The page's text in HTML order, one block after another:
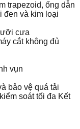
trapezoid, ống dẫn
đen và kim loại
cưa
cắt không đủ
vụn
bảo vệ quá tải
soát tối đa Kết